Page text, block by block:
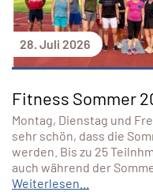
28. Juli 2026
Fitness Sommer
Montag, Dienstag und
sehr schön, dass die
werden. Bis zu 25
auch während der
Weiterlesen...